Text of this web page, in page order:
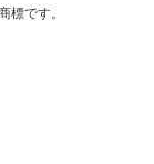
標です。